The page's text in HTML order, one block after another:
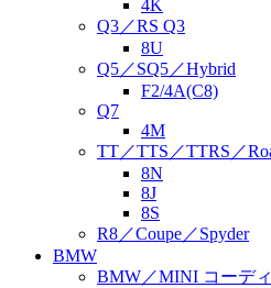
4K
Q3／RS Q3
8U
Q5／SQ5／Hybrid
F2/4A(C8)
Q7
4M
TT／TTS／TTRS／
8N
8J
8S
R8／Coupe／Spyder
BMW
BMW／MINI コーデ